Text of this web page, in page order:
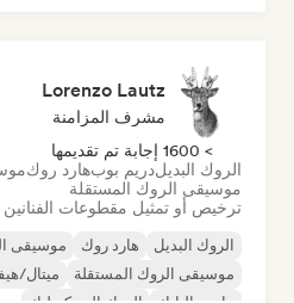
Lorenzo Lautz
مشرف المزامنة
> 1600 إجابة تم تقديمها
الروك البديلدريم بوبهارد روك
موسيقى الروك المستقلة
ترخيص أو تمثيل مقطوعات الفنانين
الروك البديل هارد روك
موسيقى
موسيقى الروك المستقلة
ميتال/